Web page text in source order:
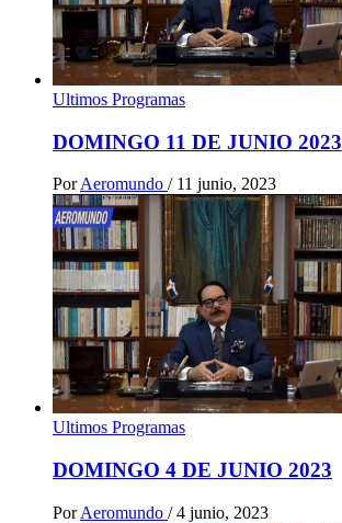
Ultimos Programas
DOMINGO 11 DE JUNIO 2023
PorAeromundo / 11 junio, 2023
Ultimos Programas
DOMINGO 4 DE JUNIO 2023
Por Aeromundo / 4 junio, 2023